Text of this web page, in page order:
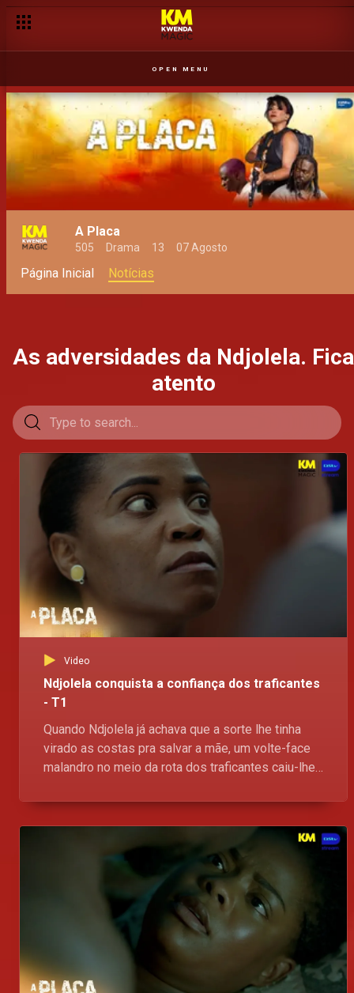
OPEN MENU
A Placa
505 Drama 13 07 Agosto
Página Inicial Notícias
As adversidades da Ndjolela. Fica
atento
Video
Ndjolela conquista a confiança dos traficantes
- T1
Quando Ndjolela já achava que a sorte lhe tinha
virado as costas pra salvar a mãe, um volte-face
malandro no meio da rota dos traficantes caiu-lhe
agora a pergunta é - essa confiança toda vai
levantar a vida dela ou enterrar de vez? A Placa,
Domingos, no Kwenda Magic, p.505 da DStv, às
21h30. Esta a pipocar